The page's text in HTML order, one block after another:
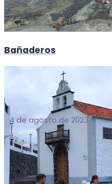
Bañaderos
4 de agosto de 2023